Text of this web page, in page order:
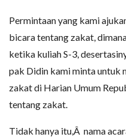
Permintaan yang kami
bicara tentang zakat,
ketika kuliah S-3,
pak Didin kami minta untuk
zakat di Harian Umum
tentang zakat.
Tidak hanya itu,Â nama